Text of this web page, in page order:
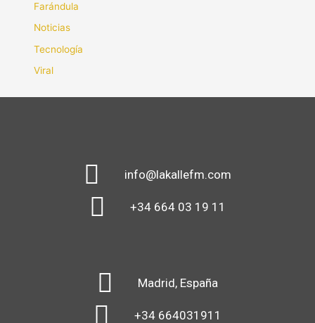
Farándula
Noticias
Tecnología
Viral
info@lakallefm.com
+34 664 03 19 11
Madrid, España
+34 664031911